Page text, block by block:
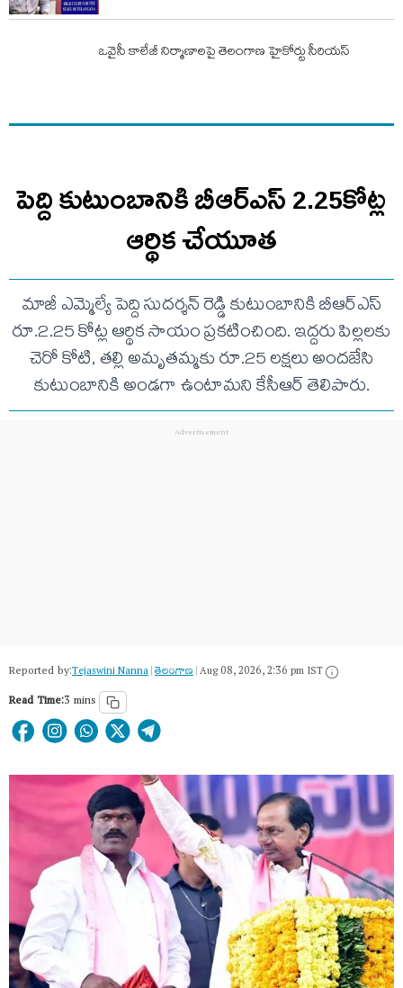
ఒవైసీ కాలేజీ నిర్మాణాలపై తెలంగాణ హైకోర్టు సీరియస్
పెద్ది కుటుంబానికి బీఆర్ఎస్ 2.25కోట్ల
ఆర్థిక చేయూత
మాజీ ఎమ్మెల్యే పెద్ది సుదర్శన్ రెడ్డి కుటుంబానికి బీఆర్ఎస్
రూ.2.25 కోట్ల ఆర్థిక సాయం ప్రకటించింది. ఇద్దరు పిల్లలకు
చెరో కోటి, తల్లి అమృతమ్మకు రూ.25 లక్షలు అందజేసి
కుటుంబానికి అండగా ఉంటామని కేసీఆర్ తెలిపారు.
Reported by:Tejaswini Nanna|తెలంగాణ‌|Aug 08, 2026, 2:36 pm IST
Read Time:3 mins